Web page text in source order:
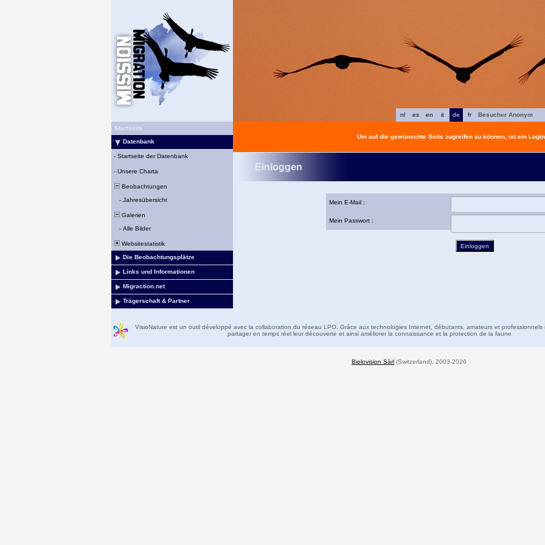
fr
de
it
en
es
nl
Besucher Anonym
Startseite
Datenbank
- Startseite der Datenbank
- Unsere Charta
Beobachtungen
- Jahresübersicht
Galerien
- Alle Bilder
Websitestatistik
Die Beobachtungsplätze
Links und Informationen
Migraction.net
Trägerschaft & Partner
Um auf die gewünschte Seite zugreifen zu können, ist ein
Einloggen
Mein E-Mail :
Mein Passwort :
VisioNature est un outil développé avec la collaboration du réseau LPO. Grâce aux technologies Internet, débutants, amateurs et professionnels
partager en temps réel leur découverte et ainsi améliorer la connaissance et la protection de la faune
Biolovision Sàrl (Switzerland), 2003-2026